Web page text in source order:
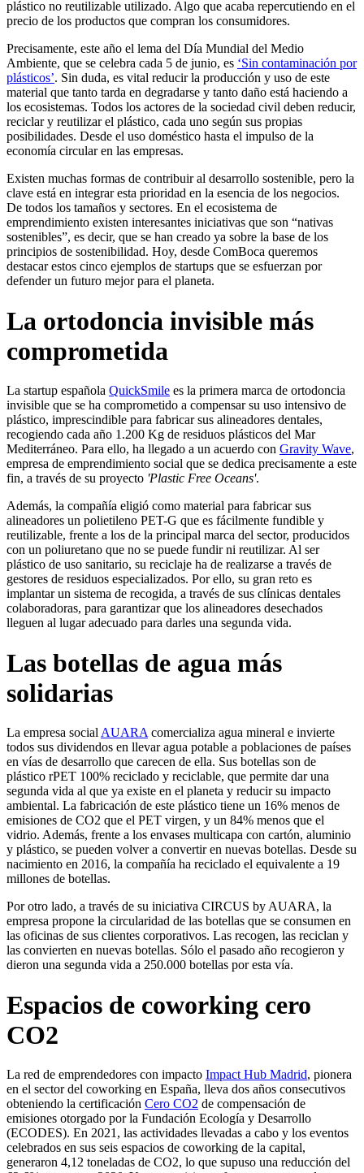
plástico no reutilizable utilizado. Algo que acaba repercutiendo en el
precio de los productos que compran los consumidores.
Precisamente, este año el lema del Día Mundial del Medio
Ambiente, que se celebra cada 5 de junio, es ‘Sin contaminación por
plásticos’. Sin duda, es vital reducir la producción y uso de este
material que tanto tarda en degradarse y tanto daño está haciendo a
los ecosistemas. Todos los actores de la sociedad civil deben reducir,
reciclar y reutilizar el plástico, cada uno según sus propias
posibilidades. Desde el uso doméstico hasta el impulso de la
economía circular en las empresas.
Existen muchas formas de contribuir al desarrollo sostenible, pero la
clave está en integrar esta prioridad en la esencia de los negocios.
De todos los tamaños y sectores. En el ecosistema de
emprendimiento existen interesantes iniciativas que son “nativas
sostenibles”, es decir, que se han creado ya sobre la base de los
principios de sostenibilidad. Hoy, desde ComBoca queremos
destacar estos cinco ejemplos de startups que se esfuerzan por
defender un futuro mejor para el planeta.
La ortodoncia invisible más
comprometida
La startup española QuickSmile es la primera marca de ortodoncia
invisible que se ha comprometido a compensar su uso intensivo de
plástico, imprescindible para fabricar sus alineadores dentales,
recogiendo cada año 1.200 Kg de residuos plásticos del Mar
Mediterráneo. Para ello, ha llegado a un acuerdo con Gravity Wave,
empresa de emprendimiento social que se dedica precisamente a este
fin, a través de su proyecto 'Plastic Free Oceans'.
Además, la compañía eligió como material para fabricar sus
alineadores un polietileno PET-G que es fácilmente fundible y
reutilizable, frente a los de la principal marca del sector, producidos
con un poliuretano que no se puede fundir ni reutilizar. Al ser
plástico de uso sanitario, su reciclaje ha de realizarse a través de
gestores de residuos especializados. Por ello, su gran reto es
implantar un sistema de recogida, a través de sus clínicas dentales
colaboradoras, para garantizar que los alineadores desechados
lleguen al lugar adecuado para darles una segunda vida.
Las botellas de agua más
solidarias
La empresa social AUARA comercializa agua mineral e invierte
todos sus dividendos en llevar agua potable a poblaciones de países
en vías de desarrollo que carecen de ella. Sus botellas son de
plástico rPET 100% reciclado y reciclable, que permite dar una
segunda vida al que ya existe en el planeta y reducir su impacto
ambiental. La fabricación de este plástico tiene un 16% menos de
emisiones de CO2 que el PET virgen, y un 84% menos que el
vidrio. Además, frente a los envases multicapa con cartón, aluminio
y plástico, se pueden volver a convertir en nuevas botellas. Desde su
nacimiento en 2016, la compañía ha reciclado el equivalente a 19
millones de botellas.
Por otro lado, a través de su iniciativa CIRCUS by AUARA, la
empresa propone la circularidad de las botellas que se consumen en
las oficinas de sus clientes corporativos. Las recogen, las reciclan y
las convierten en nuevas botellas. Sólo el pasado año recogieron y
dieron una segunda vida a 250.000 botellas por esta vía.
Espacios de coworking cero
CO2
La red de emprendedores con impacto Impact Hub Madrid, pionera
en el sector del coworking en España, lleva dos años consecutivos
obteniendo la certificación Cero CO2 de compensación de
emisiones otorgado por la Fundación Ecología y Desarrollo
(ECODES). En 2021, las actividades llevadas a cabo y los eventos
celebrados en sus seis espacios de coworking de la capital,
generaron 4,12 toneladas de CO2, lo que supuso una reducción del